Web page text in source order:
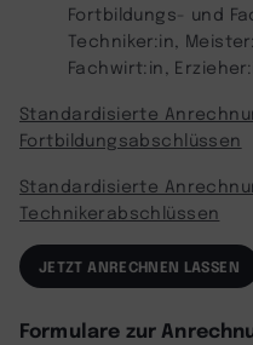
Fortbildungs- und
Techniker:in,
Fachwirt:in,
Standardisierte
Fortbildungsabschlüssen
Standardisierte
Technikerabschlüssen
JETZT ANRECHNEN LASSEN
Formulare zur